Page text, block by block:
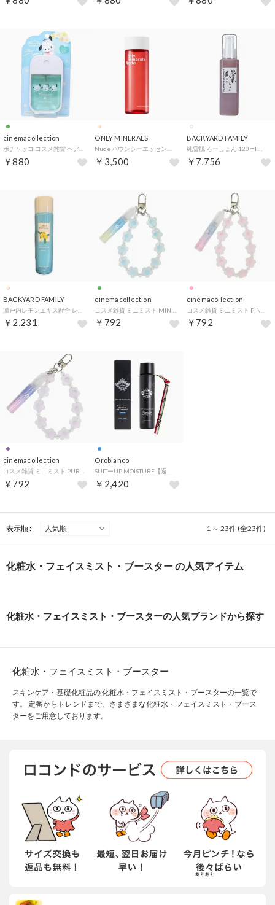
cinemacollection
￥880
ONLY MINERALS
￥3,500
BACKYARD FAMILY
￥7,756
BACKYARD FAMILY
￥2,231
cinemacollection
￥792
cinemacollection
￥792
cinemacollection
￥792
Orobianco
￥2,420
表示順 : 1 ～ 23件 (全23件)
化粧水・フェイスミスト・ブースター の人気アイテム
化粧水・フェイスミスト・ブースターの人気ブランドから探す
化粧水・フェイスミスト・ブースター
スキンケア・基礎化粧品の 化粧水・フェイスミスト・ブースターの一覧で
す。 定番からトレンドまで、さまざまな化粧水・フェイスミスト・ブース
ターをご用意しております。